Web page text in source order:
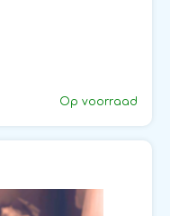
Op voorraad